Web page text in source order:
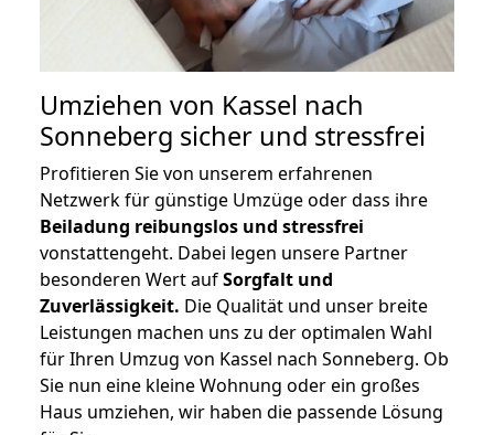
Umziehen von Kassel nach
Sonneberg sicher und stressfrei
Profitieren Sie von unserem erfahrenen
Netzwerk für günstige Umzüge oder dass ihre
Beiladung reibungslos und stressfrei
vonstattengeht. Dabei legen unsere Partner
besonderen Wert aufSorgfalt und
Zuverlässigkeit. Die Qualität und unser breite
Leistungen machen uns zu der optimalen Wahl
für Ihren Umzug von Kassel nach Sonneberg. Ob
Sie nun eine kleine Wohnung oder ein großes
Haus umziehen, wir haben die passende Lösung